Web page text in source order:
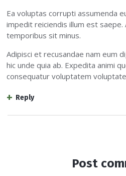
Ea voluptas corrupti assumenda
impedit reiciendis illum est saepe.
temporibus sit minus.
Adipisci et recusandae nam eum
hic unde quia ab. Expedita animi
consequatur voluptatem
Reply
Post